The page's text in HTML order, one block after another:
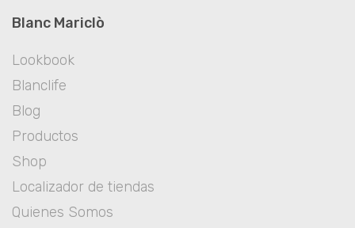
Blanc Mariclò
Lookbook
Blanclife
Blog
Productos
Shop
Localizador de tiendas
Quienes Somos